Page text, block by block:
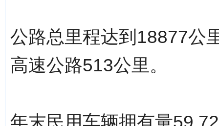
公路总里程达到18877公
高速公路513公里。
年末民用车辆拥有量